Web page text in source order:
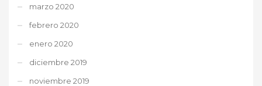
marzo 2020
febrero 2020
enero 2020
diciembre 2019
noviembre 2019